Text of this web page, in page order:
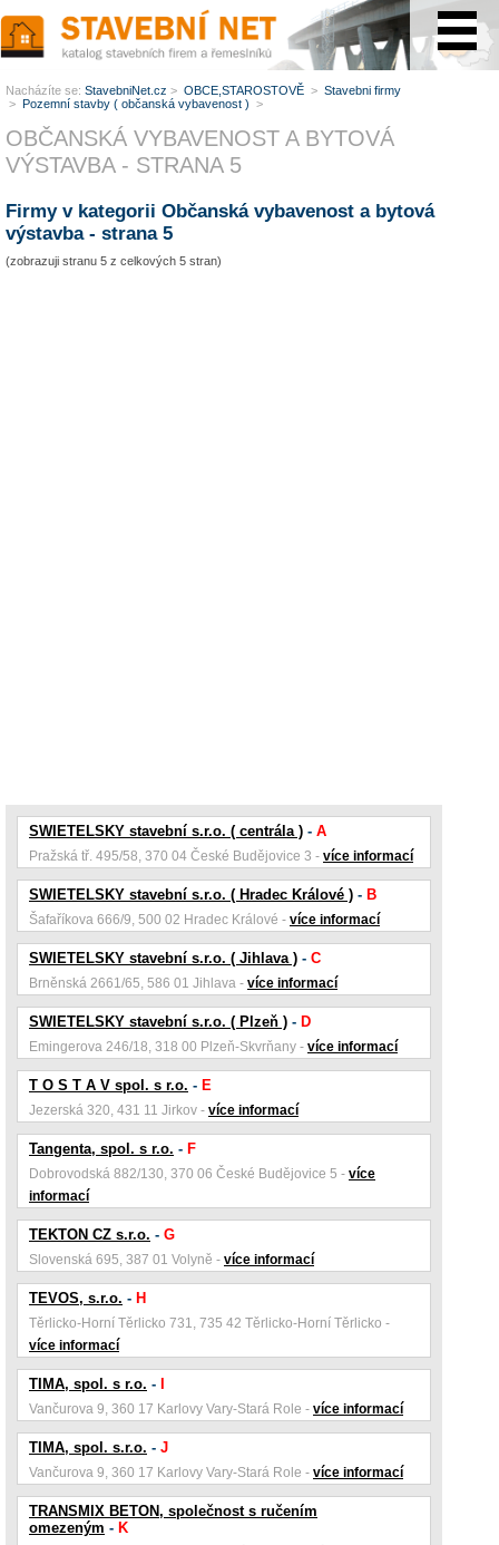
OBČANSKÁ VYBAVENOST A BYTOVÁ
VÝSTAVBA - STRANA 5
Firmy v kategorii Občanská vybavenost a bytová
výstavba - strana 5
(zobrazuji stranu 5 z celkových 5 stran)
SWIETELSKY stavební s.r.o. ( centrála ) - A
Pražská tř. 495/58, 370 04 České Budějovice 3 - více informací
SWIETELSKY stavební s.r.o. ( Hradec Králové ) - B
Šafaříkova 666/9, 500 02 Hradec Králové - více informací
SWIETELSKY stavební s.r.o. ( Jihlava ) - C
Brněnská 2661/65, 586 01 Jihlava - více informací
SWIETELSKY stavební s.r.o. ( Plzeň ) - D
Emingerova 246/18, 318 00 Plzeň-Skvrňany - více informací
T O S T A V spol. s r.o. - E
Jezerská 320, 431 11 Jirkov - více informací
Tangenta, spol. s r.o. - F
Dobrovodská 882/130, 370 06 České Budějovice 5 - více
informací
TEKTON CZ s.r.o. - G
Slovenská 695, 387 01 Volyně - více informací
TEVOS, s.r.o. - H
Těrlicko-Horní Těrlicko 731, 735 42 Těrlicko-Horní Těrlicko -
více informací
TIMA, spol. s r.o. -
Vančurova 9, 360 17 Karlovy Vary-Stará Role - více informací
TIMA, spol. s.r.o. - J
Vančurova 9, 360 17 Karlovy Vary-Stará Role - více informací
TRANSMIX BETON, společnost s ručením
omezeným - K
Nacházíte se: StavebniNet.cz > OBCE,STAROSTOVĚ > Stavebni firmy
> Pozemní stavby ( občanská vybavenost ) >